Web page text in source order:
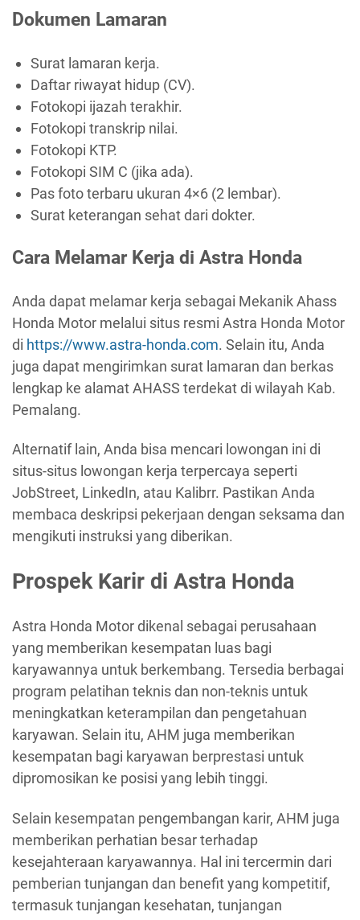
Dokumen Lamaran
Surat lamaran kerja.
Daftar riwayat hidup (CV).
Fotokopi ijazah terakhir.
Fotokopi transkrip nilai.
Fotokopi KTP.
Fotokopi SIM C (jika ada).
Pas foto terbaru ukuran 4×6 (2 lembar).
Surat keterangan sehat dari dokter.
Cara Melamar Kerja di Astra Honda
Anda dapat melamar kerja sebagai Mekanik Ahass
Honda Motor melalui situs resmi Astra Honda Motor
di https://www.astra-honda.com. Selain itu, Anda
juga dapat mengirimkan surat lamaran dan berkas
lengkap ke alamat AHASS terdekat di wilayah Kab.
Pemalang.
Alternatif lain, Anda bisa mencari lowongan ini di
situs-situs lowongan kerja terpercaya seperti
JobStreet, LinkedIn, atau Kalibrr. Pastikan Anda
membaca deskripsi pekerjaan dengan seksama dan
mengikuti instruksi yang diberikan.
Prospek Karir di Astra Honda
Astra Honda Motor dikenal sebagai perusahaan
yang memberikan kesempatan luas bagi
karyawannya untuk berkembang. Tersedia berbagai
program pelatihan teknis dan non-teknis untuk
meningkatkan keterampilan dan pengetahuan
karyawan. Selain itu, AHM juga memberikan
kesempatan bagi karyawan berprestasi untuk
dipromosikan ke posisi yang lebih tinggi.
Selain kesempatan pengembangan karir, AHM juga
memberikan perhatian besar terhadap
kesejahteraan karyawannya. Hal ini tercermin dari
pemberian tunjangan dan benefit yang kompetitif,
termasuk tunjangan kesehatan, tunjangan